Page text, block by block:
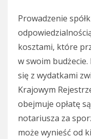
Prowadzenie
kosztami, które
w swoim
się z wydatkami
Krajowym
obejmuje opłatę
notariusza za
może wynieść od